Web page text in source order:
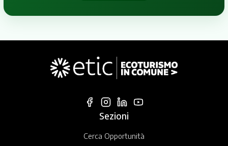
Sezioni
Cerca Opportunità